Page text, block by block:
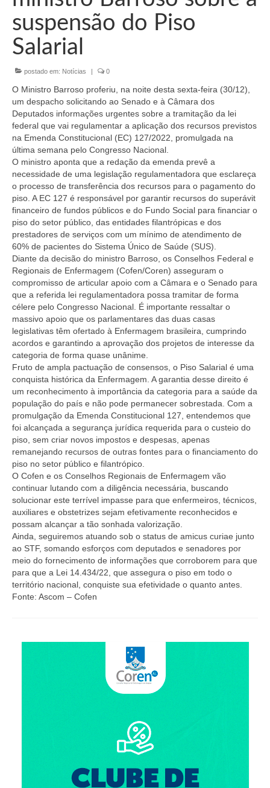
Conselheiros e Diretoria
Câmaras Técnicas
Carta de Serviços ao Cidadão
Governança
Transparência e Prestação de Contas
Eleições
Eleições Triênio 2027-2029
Eleições 2023
Eleições Anteriores
Agenda do presidente
Editais e licitação
Eleições
Fiscalização
Responsabilidade Técnica
Legislações
Decisões
Portarias
Desagravo Público
Processos Éticos
Censura Pública
Suspensão do Exercício Profissional
Para Você
Procedimento para registro
Valores dos serviços
Reserva de auditório
Fale Conosco
suspensão do Piso
Salarial
postado em: Notícias | 0
O Ministro Barroso proferiu, na noite desta sexta-feira (30/12),
um despacho solicitando ao Senado e à Câmara dos
Deputados informações urgentes sobre a tramitação da lei
federal que vai regulamentar a aplicação dos recursos previstos
na Emenda Constitucional (EC) 127/2022, promulgada na
última semana pelo Congresso Nacional.
O ministro aponta que a redação da emenda prevê a
necessidade de uma legislação regulamentadora que esclareça
o processo de transferência dos recursos para o pagamento do
piso. A EC 127 é responsável por garantir recursos do superávit
financeiro de fundos públicos e do Fundo Social para financiar o
piso do setor público, das entidades filantrópicas e dos
prestadores de serviços com um mínimo de atendimento de
60% de pacientes do Sistema Único de Saúde (SUS).
Diante da decisão do ministro Barroso, os Conselhos Federal e
Regionais de Enfermagem (Cofen/Coren) asseguram o
compromisso de articular apoio com a Câmara e o Senado para
que a referida lei regulamentadora possa tramitar de forma
célere pelo Congresso Nacional. É importante ressaltar o
massivo apoio que os parlamentares das duas casas
legislativas têm ofertado à Enfermagem brasileira, cumprindo
acordos e garantindo a aprovação dos projetos de interesse da
categoria de forma quase unânime.
Fruto de ampla pactuação de consensos, o Piso Salarial é uma
conquista histórica da Enfermagem. A garantia desse direito é
um reconhecimento à importância da categoria para a saúde da
população do país e não pode permanecer sobrestada. Com a
promulgação da Emenda Constitucional 127, entendemos que
foi alcançada a segurança jurídica requerida para o custeio do
piso, sem criar novos impostos e despesas, apenas
remanejando recursos de outras fontes para o financiamento do
piso no setor público e filantrópico.
O Cofen e os Conselhos Regionais de Enfermagem vão
continuar lutando com a diligência necessária, buscando
solucionar este terrível impasse para que enfermeiros, técnicos,
auxiliares e obstetrizes sejam efetivamente reconhecidos e
possam alcançar a tão sonhada valorização.
Ainda, seguiremos atuando sob o status de amicus curiae junto
ao STF, somando esforços com deputados e senadores por
meio do fornecimento de informações que corroborem para que
para que a Lei 14.434/22, que assegura o piso em todo o
território nacional, conquiste sua efetividade o quanto antes.
Fonte: Ascom – Cofen